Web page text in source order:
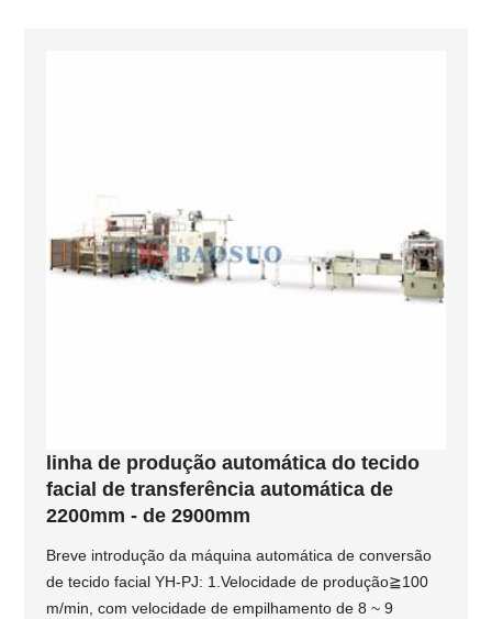
linha de produção automática do tecido
facial de transferência automática de
2200mm - de 2900mm
Breve introdução da máquina automática de conversão
de tecido facial YH-PJ: 1.Velocidade de produção≧100
m/min, com velocidade de empilhamento de 8 ~ 9